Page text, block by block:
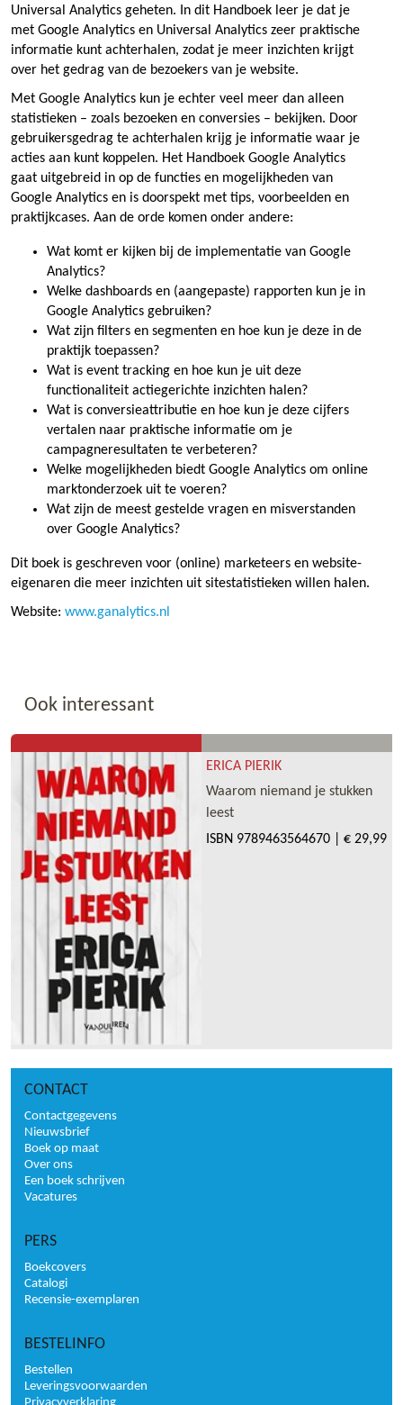
Universal Analytics geheten. In dit Handboek leer je dat je
met Google Analytics en Universal Analytics zeer praktische
informatie kunt achterhalen, zodat je meer inzichten krijgt
over het gedrag van de bezoekers van je website.
Met Google Analytics kun je echter veel meer dan alleen
statistieken – zoals bezoeken en conversies – bekijken. Door
gebruikersgedrag te achterhalen krijg je informatie waar je
acties aan kunt koppelen. Het Handboek Google Analytics
gaat uitgebreid in op de functies en mogelijkheden van
Google Analytics en is doorspekt met tips, voorbeelden en
praktijkcases. Aan de orde komen onder andere:
Wat komt er kijken bij de implementatie van Google
Analytics?
Welke dashboards en (aangepaste) rapporten kun je in
Google Analytics gebruiken?
Wat zijn filters en segmenten en hoe kun je deze in de
praktijk toepassen?
Wat is event tracking en hoe kun je uit deze
functionaliteit actiegerichte inzichten halen?
Wat is conversieattributie en hoe kun je deze cijfers
vertalen naar praktische informatie om je
campagneresultaten te verbeteren?
Welke mogelijkheden biedt Google Analytics om online
marktonderzoek uit te voeren?
Wat zijn de meest gestelde vragen en misverstanden
over Google Analytics?
Dit boek is geschreven voor (online) marketeers en website-
eigenaren die meer inzichten uit sitestatistieken willen halen.
Website: www.ganalytics.nl
Ook interessant
ERICA PIERIK
Waarom niemand je stukken
leest
ISBN 9789463564670 € 29,99
CONTACT
Contactgegevens
Nieuwsbrief
Boek op maat
Over ons
Een boek schrijven
Vacatures
PERS
Boekcovers
Catalogi
Recensie-exemplaren
BESTELINFO
Bestellen
Leveringsvoorwaarden